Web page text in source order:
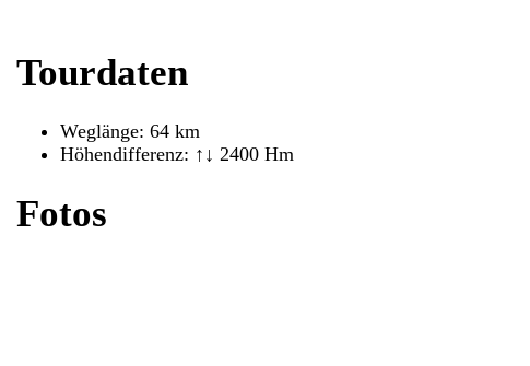
Tourdaten
Weglänge: 64 km
Höhendifferenz: ↑↓ 2400 Hm
Fotos